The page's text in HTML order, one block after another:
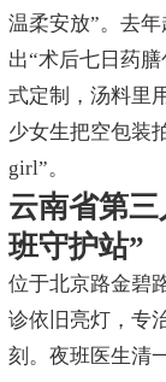
温柔安放”。去
出“术后七日药
式定制，汤料里
少女生把空包装
girl”。
云南省第
班守护站”
位于北京路金碧
诊依旧亮灯，专
刻。夜班医生清